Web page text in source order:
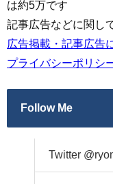
は約5万です
記事広告などに関し
広告掲載・記事広告
プライバシーポリシ
Follow Me
Twitter